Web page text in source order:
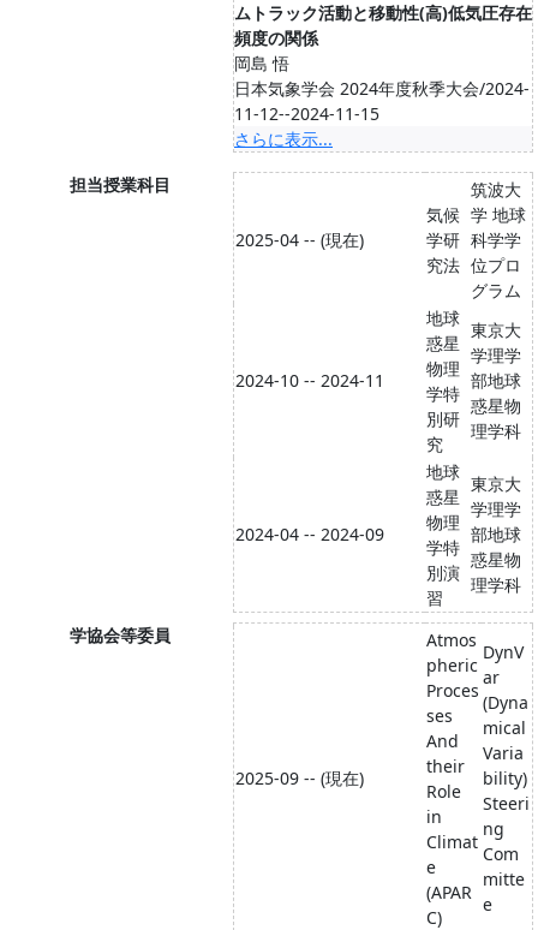
ムトラック活動と移動性(高)低気圧存在
頻度の関係
岡島 悟
日本気象学会 2024年度秋季大会/2024-
11-12--2024-11-15
さらに表示...
担当授業科目
2025-04 -- (現在)
気候
学研
究法
筑波大
学 地球
科学学
位プロ
グラム
2024-10 -- 2024-11
地球
惑星
物理
学特
別研
究
東京大
学理学
部地球
惑星物
理学科
2024-04 -- 2024-09
地球
惑星
物理
学特
別演
習
東京大
学理学
部地球
惑星物
理学科
学協会等委員
2025-09 -- (現在)
Atmos
pheric
Proces
ses
And
their
Role
in
Climat
e
(APAR
C)
DynV
ar
(Dyna
mical
Varia
bility)
Steeri
ng
Com
mitte
e